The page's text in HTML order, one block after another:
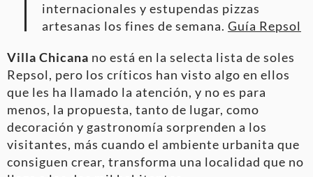
internacionales y estupendas pizzas
artesanas los fines de semana. Guía Repsol
Villa Chicana no está en la selecta lista de soles
Repsol, pero los críticos han visto algo en ellos
que les ha llamado la atención, y no es para
menos, la propuesta, tanto de lugar, como
decoración y gastronomía sorprenden a los
visitantes, más cuando el ambiente urbanita que
consiguen crear, transforma una localidad que no